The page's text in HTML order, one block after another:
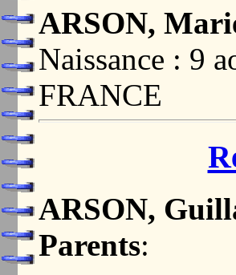
ARSON,
Naissance : 9
FRANCE
ARSON,
Parents: